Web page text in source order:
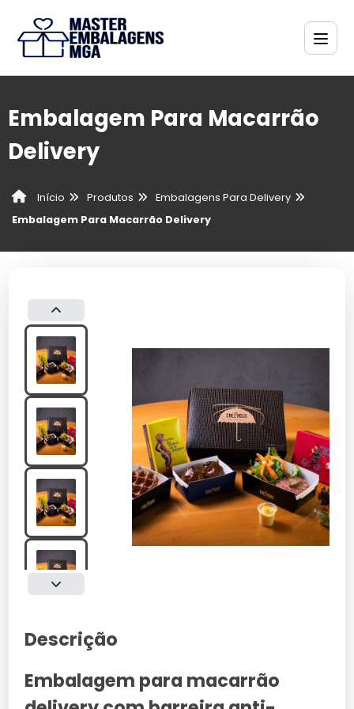
Embalagem Para Macarrão
Delivery
Início Produtos
Embalagens Para Delivery
Embalagem Para Macarrão Delivery
Descrição
Embalagem para macarrão